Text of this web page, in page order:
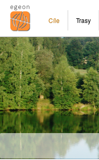
Cíle Trasy